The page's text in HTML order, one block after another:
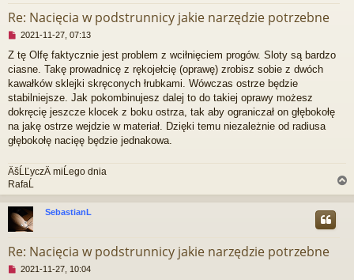
Re: Nacięcia w podstrunnicy jakie narzędzie potrzebne
N
e
p
r
c
z
y
a
n
y
o
s
2021-11-27, 07:13
Z tę Olfę faktycznie jest problem z wciłnięciem progów. Sloty są bardzo
ciasne. Takę prowadnicę z rękojełcię (oprawę) zrobisz sobie z dwóch
kawałków sklejki skręconych łrubkami. Wówczas ostrze będzie
stabilniejsze. Jak pokombinujesz dalej to do takiej oprawy możesz
dokręcię jeszcze klocek z boku ostrza, tak aby ograniczał on głębokołę
na jakę ostrze wejdzie w materiał. Dzięki temu niezależnie od radiusa
głębokołę nacięę będzie jednakowa.
ÄšĹĽyczÄ miĹego dnia
RafaĹ
a
SebastianL
Re: Nacięcia w podstrunnicy jakie narzędzie potrzebne
N2021-11-27, 10:04